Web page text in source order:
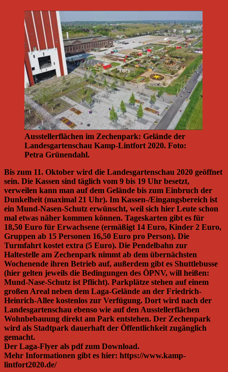
Ausstellerflächen im Zechenpark: Gelände der
Landesgartenschau Kamp-Lintfort 2020. Foto:
Petra Grünendahl.
Bis zum 11. Oktober wird die Landesgartenschau 2020 geöffnet
sein. Die Kassen sind täglich vom 9 bis 19 Uhr besetzt,
verweilen kann man auf dem Gelände bis zum Einbruch der
Dunkelheit (maximal 21 Uhr). Im Kassen-/Eingangsbereich ist
ein Mund-Nasen-Schutz erwünscht, weil sich hier Leute schon
mal etwas näher kommen können. Tageskarten gibt es für
18,50 Euro für Erwachsene (ermäßigt 14 Euro, Kinder 2 Euro,
Gruppen ab 15 Personen 16,50 Euro pro Person). Die
Turmfahrt kostet extra (5 Euro). Die Pendelbahn zur
Haltestelle am Zechenpark nimmt ab dem übernächsten
Wochenende ihren Betrieb auf, außerdem gibt es Shuttlebusse
(hier gelten jeweils die Bedingungen des ÖPNV, will heißen:
Mund-Nase-Schutz ist Pflicht). Parkplätze stehen auf einem
großen Areal neben dem Laga-Gelände an der Friedrich-
Heinrich-Allee kostenlos zur Verfügung. Dort wird nach der
Landesgartenschau ebenso wie auf den Ausstellerflächen
Wohnbebauung direkt am Park entstehen. Der Zechenpark
wird als Stadtpark dauerhaft der Öffentlichkeit zugänglich
gemacht.
Der Laga-Flyer als pdf zum Download.
Mehr Informationen gibt es hier: https://www.kamp-
lintfort2020.de/